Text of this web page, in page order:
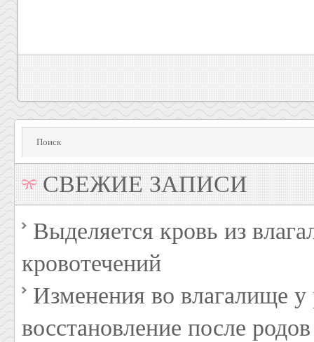
СВЕЖИЕ ЗАПИСИ
Выделяется кровь из
кровотечений
Изменения во влагалище
восстановление после родов